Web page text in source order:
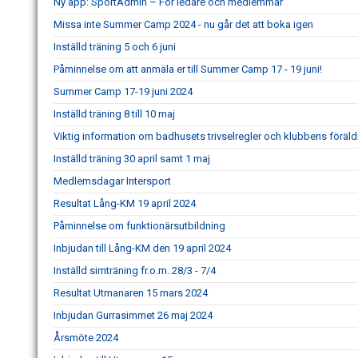
Missa inte Summer Camp 2024 - nu går det att boka igen
Inställd träning 5 och 6 juni
Påminnelse om att anmäla er till Summer Camp 17 - 19 juni!
Summer Camp 17-19 juni 2024
Inställd träning 8 till 10 maj
Viktig information om badhusets trivselregler och klubbens
Inställd träning 30 april samt 1 maj
Medlemsdagar Intersport
Resultat Lång-KM 19 april 2024
Påminnelse om funktionärsutbildning
Inbjudan till Lång-KM den 19 april 2024
Inställd simträning fr.o.m. 28/3 - 7/4
Resultat Utmanaren 15 mars 2024
Inbjudan Gurrasimmet 26 maj 2024
Årsmöte 2024